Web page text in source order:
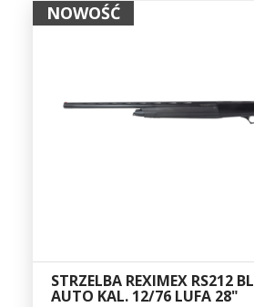
NOWOŚĆ
STRZELBA REXIMEX RS212
AUTO KAL. 12/76 LUFA 28"